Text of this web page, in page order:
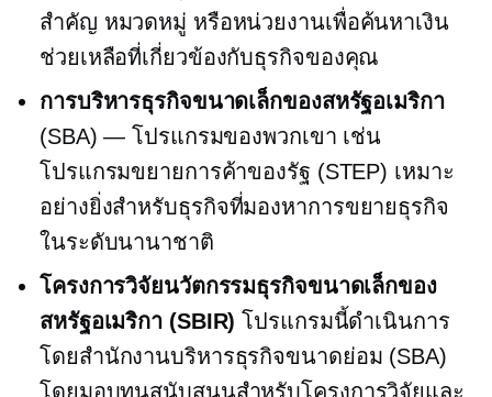
สำคัญ หมวดหมู่ หรือหน่วยงานเพื่อค้นหาเงิน
ช่วยเหลือที่เกี่ยวข้องกับธุรกิจของคุณ
การบริหารธุรกิจขนาดเล็กของสหรัฐอเมริกา
(SBA) — โปรแกรมของพวกเขา เช่น
โปรแกรมขยายการค้าของรัฐ (STEP) เหมาะ
อย่างยิ่งสำหรับธุรกิจที่มองหาการขยายธุรกิจ
ในระดับนานาชาติ
โครงการวิจัยนวัตกรรมธุรกิจขนาดเล็กของ
สหรัฐอเมริกา (SBIR) โปรแกรมนี้ดำเนินการ
โดยสำนักงานบริหารธุรกิจขนาดย่อม (SBA)
โดยมอบทุนสนับสนุนสำหรับโครงการวิจัยและ